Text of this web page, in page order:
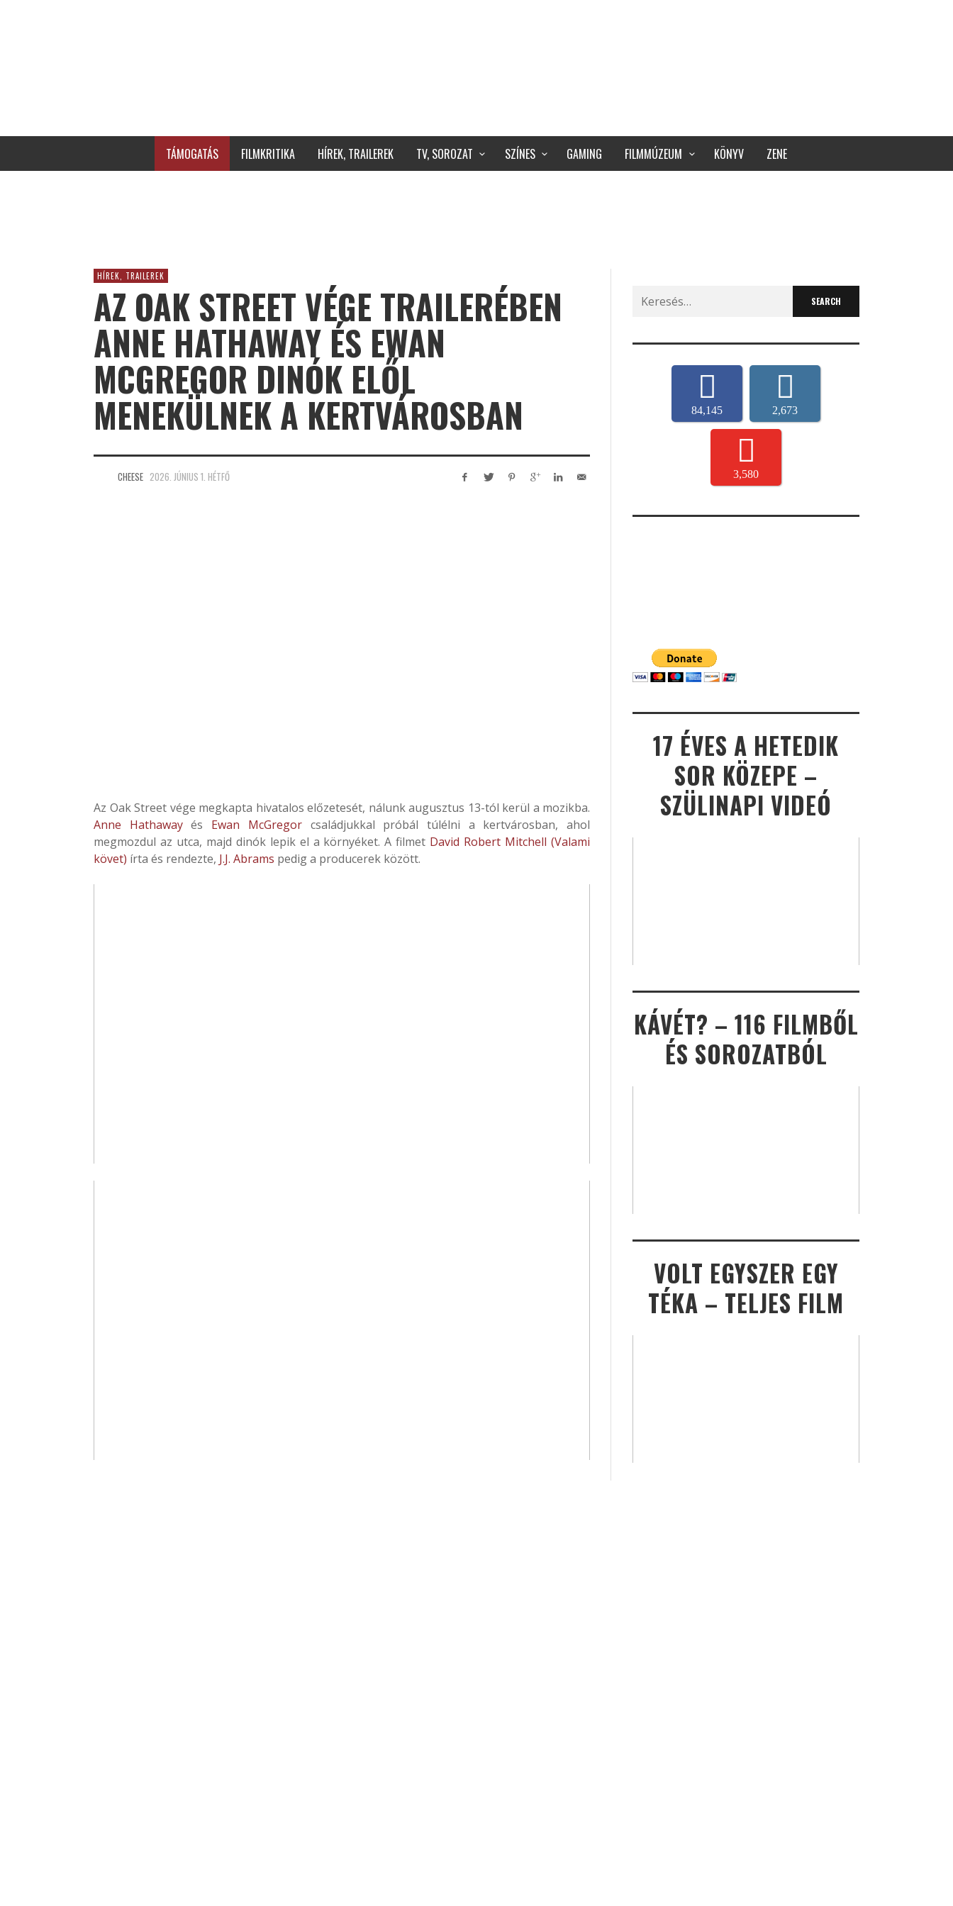
TÁMOGATÁS FILMKRITIKA HÍREK, TRAILEREK TV, SOROZAT SZÍNES GAMING FILMMÚZEUM KÖNYV ZENE
HÍREK, TRAILEREK
AZ OAK STREET VÉGE TRAILERÉBEN
ANNE HATHAWAY ÉS EWAN
MCGREGOR DINÓK ELŐL
MENEKÜLNEK A KERTVÁROSBAN
CHEESE 2026. JÚNIUS 1. HÉTFŐ
Az Oak Street vége megkapta hivatalos előzetesét, nálunk augusztus 13-tól kerül a mozikba.
Anne Hathawayés Ewan McGregorcsaládjukkal próbál túlélni a kertvárosban, ahol
megmozdul az utca, majd dinók lepik el a környéket. A filmet David Robert Mitchell (Valami
követ) írta és rendezte, J.J. Abrams pedig a producerek között.
Search
for:
84,145 2,673
3,580
17 ÉVES A HETEDIK
SOR KÖZEPE –
SZÜLINAPI VIDEÓ
KÁVÉT? – 116 FILMBŐL
ÉS SOROZATBÓL
VOLT EGYSZER EGY
TÉKA – TELJES FILM